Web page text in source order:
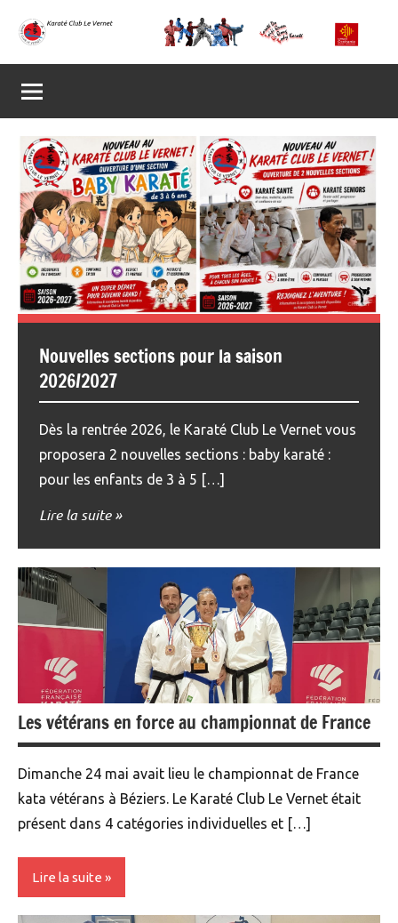
contenu
Karaté
Club
Le
Vernet
Karaté
Club
Le
Vernet
Nouvelles sections pour la saison
2026/2027
Dès la rentrée 2026, le Karaté Club Le Vernet vous
proposera 2 nouvelles sections : baby karaté :
pour les enfants de 3 à 5 […]
Lire la suite
Les vétérans en force au championnat de France
Dimanche 24 mai avait lieu le championnat de France
kata vétérans à Béziers. Le Karaté Club Le Vernet était
présent dans 4 catégories individuelles et […]
Lire la suite